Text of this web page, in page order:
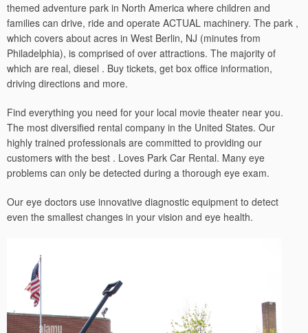
themed adventure park in North America where children and
families can drive, ride and operate ACTUAL machinery. The park ,
which covers about acres in West Berlin, NJ (minutes from
Philadelphia), is comprised of over attractions. The majority of
which are real, diesel . Buy tickets, get box office information,
driving directions and more.
Find everything you need for your local movie theater near you.
The most diversified rental company in the United States. Our
highly trained professionals are committed to providing our
customers with the best . Loves Park Car Rental. Many eye
problems can only be detected during a thorough eye exam.
Our eye doctors use innovative diagnostic equipment to detect
even the smallest changes in your vision and eye health.